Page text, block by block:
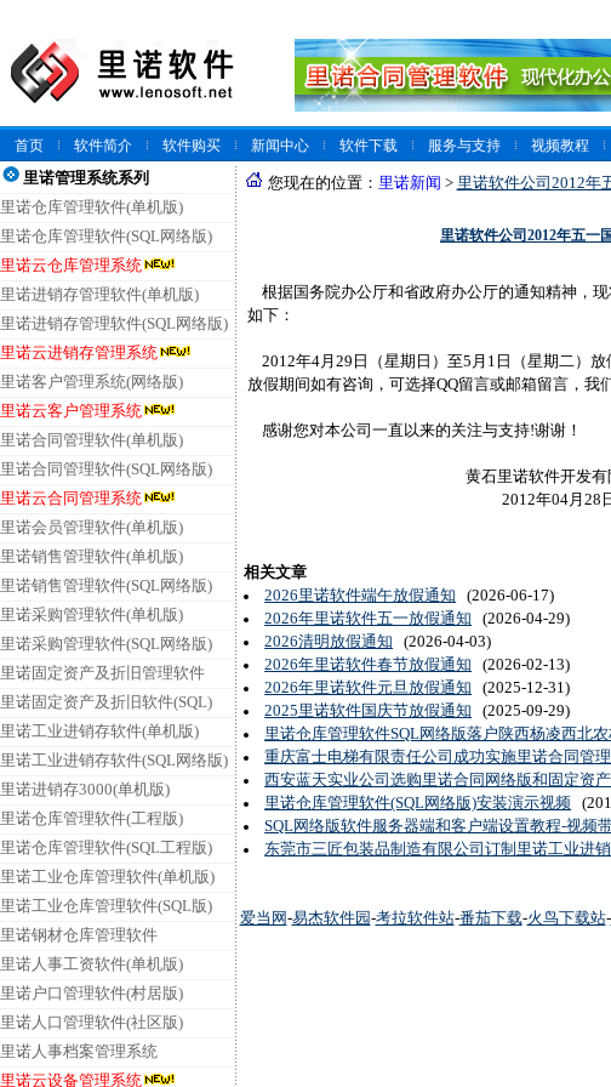
首页 软件简介 软件购买 新闻中心 软件下载 服务与支持 视频教程
里诺管理系统系列
里诺仓库管理软件(单机版)
里诺仓库管理软件(SQL网络版)
里诺云仓库管理系统
里诺进销存管理软件(单机版)
里诺进销存管理软件(SQL网络版)
里诺云进销存管理系统
里诺客户管理系统(网络版)
里诺云客户管理系统
里诺合同管理软件(单机版)
里诺合同管理软件(SQL网络版)
里诺云合同管理系统
里诺会员管理软件(单机版)
里诺销售管理软件(单机版)
里诺销售管理软件(SQL网络版)
里诺采购管理软件(单机版)
里诺采购管理软件(SQL网络版)
里诺固定资产及折旧管理软件
里诺固定资产及折旧软件(SQL)
里诺工业进销存软件(单机版)
里诺工业进销存软件(SQL网络版)
里诺进销存3000(单机版)
里诺仓库管理软件(工程版)
里诺仓库管理软件(SQL工程版)
里诺工业仓库管理软件(单机版)
里诺工业仓库管理软件(SQL版)
里诺钢材仓库管理软件
里诺人事工资软件(单机版)
里诺户口管理软件(村居版)
里诺人口管理软件(社区版)
里诺人事档案管理系统
里诺云设备管理系统
您现在的位置： 里诺新闻 > 里诺软件公司2012年
里诺软件公司2012年五一
根据国务院办公厅和省政府办公厅的通知精神，
如下：
2012年4月29日（星期日）至5月1日（星期二）放
放假期间如有咨询，可选择QQ留言或邮箱留言，我
感谢您对本公司一直以来的关注与支持!谢谢！
黄石里诺软件开发有限
2012年04月28
相关文章
2026里诺软件端午放假通知 (2026-06-17)
2026年里诺软件五一放假通知 (2026-04-29)
2026清明放假通知 (2026-04-03)
2026年里诺软件春节放假通知 (2026-02-13)
2026年里诺软件元旦放假通知 (2025-12-31)
2025里诺软件国庆节放假通知 (2025-09-29)
里诺仓库管理软件SQL网络版落户陕西杨凌西北
重庆富士电梯有限责任公司成功实施里诺合同管
西安蓝天实业公司选购里诺合同网络版和固定资
里诺仓库管理软件(SQL网络版)安装演示视频
SQL网络版软件服务器端和客户端设置教程-视频
东莞市三匠包装品制造有限公司订制里诺工业进
爱当网 -易杰软件园 -考拉软件站-番茄下载-火鸟下载站-